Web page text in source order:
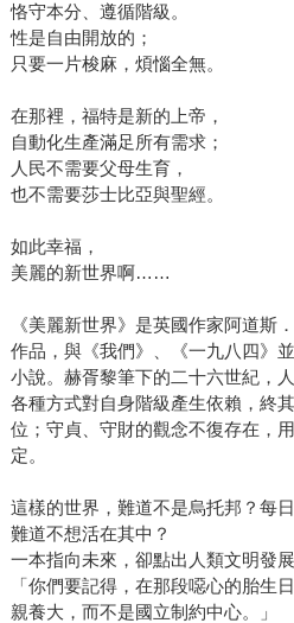
恪守本分、遵循階級。
性是自由開放的；
只要一片梭麻，煩惱全無。
在那裡，福特是新的上帝，
自動化生產滿足所有需求；
人民不需要父母生育，
也不需要莎士比亞與聖經。
如此幸福，
美麗的新世界啊……
《美麗新世界》是英國作家阿道斯
作品，與《我們》、《一九八四》
小說。赫胥黎筆下的二十六世紀，
各種方式對自身階級產生依賴，終
位；守貞、守財的觀念不復存在，
定。
這樣的世界，難道不是烏托邦？每
難道不想活在其中？
一本指向未來，卻點出人類文明發
「你們要記得，在那段噁心的胎生
親養大，而不是國立制約中心。」